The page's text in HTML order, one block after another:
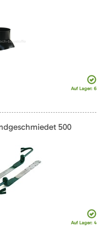
Auf Lager: 6
500
Auf Lager: 4